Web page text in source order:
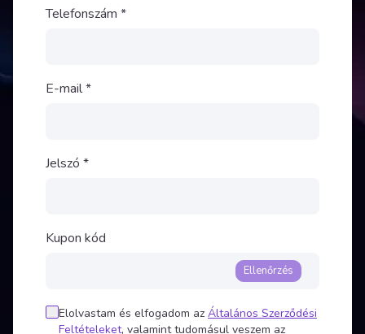
Telefonszám *
E-mail*
Jelszó *
Kupon kód
Ellenőrzés
Elolvastam és elfogadom az Általános Szerződési
Feltételeket, valamint tudomásul veszem az